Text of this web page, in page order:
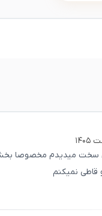
میدیدم مخصوصا بخش
نمیکنم